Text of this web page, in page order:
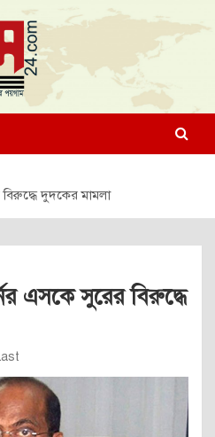
দুদকের মামলা
এসকে সুরের বিরুদ্ধে